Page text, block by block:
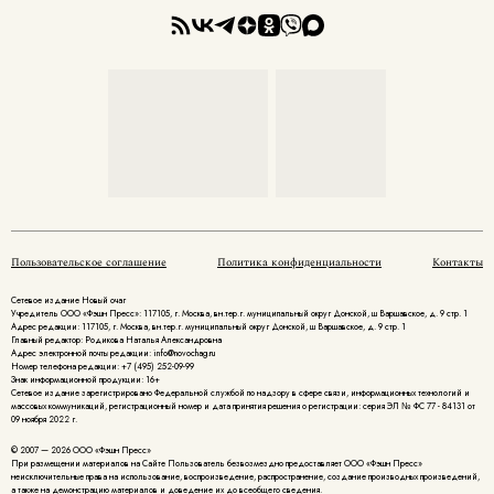
Пользовательское соглашение Политика конфиденциальности Контакты
Сетевое издание Новый очаг
Учредитель ООО «Фэшн Пресс»: 117105, г. Москва, вн.тер.г. муниципальный округ Донской, ш Варшавское, д. 9 стр. 1
Адрес редакции: 117105, г. Москва, вн.тер.г. муниципальный округ Донской, ш Варшавское, д. 9 стр. 1
Главный редактор: Родикова Наталья Александровна
Адрес электронной почты редакции: info@novochag.ru
Номер телефона редакции: +7 (495) 252-09-99
Знак информационной продукции: 16+
Cетевое издание зарегистрировано Федеральной службой по надзору в сфере связи, информационных технологий и
массовых коммуникаций, регистрационный номер и дата принятия решения о регистрации: серия ЭЛ № ФС 77 - 84131 от
09 ноября 2022 г.
© 2007 — 2026 ООО «Фэшн Пресс»
При размещении материалов на Сайте Пользователь безвозмездно предоставляет ООО «Фэшн Пресс»
неисключительные права на использование, воспроизведение, распространение, создание производных произведений,
а также на демонстрацию материалов и доведение их до всеобщего сведения.